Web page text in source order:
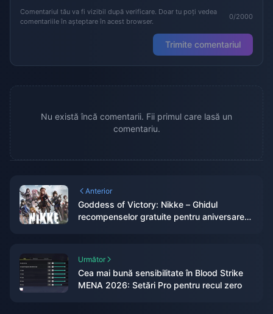
Comentariul tău va fi vizibil după verificare. Doar tu poți vedea
comentariile în așteptare în acest browser.
0/2000
Trimite comentariul
Nu există încă comentarii. Fii primul care lasă un
comentariu.
Anterior
Goddess of Victory: Nikke – Ghidul
recompenselor gratuite pentru aniversarea
Următor
Cea mai bună sensibilitate în Blood Strike
MENA 2026: Setări Pro pentru recul zero